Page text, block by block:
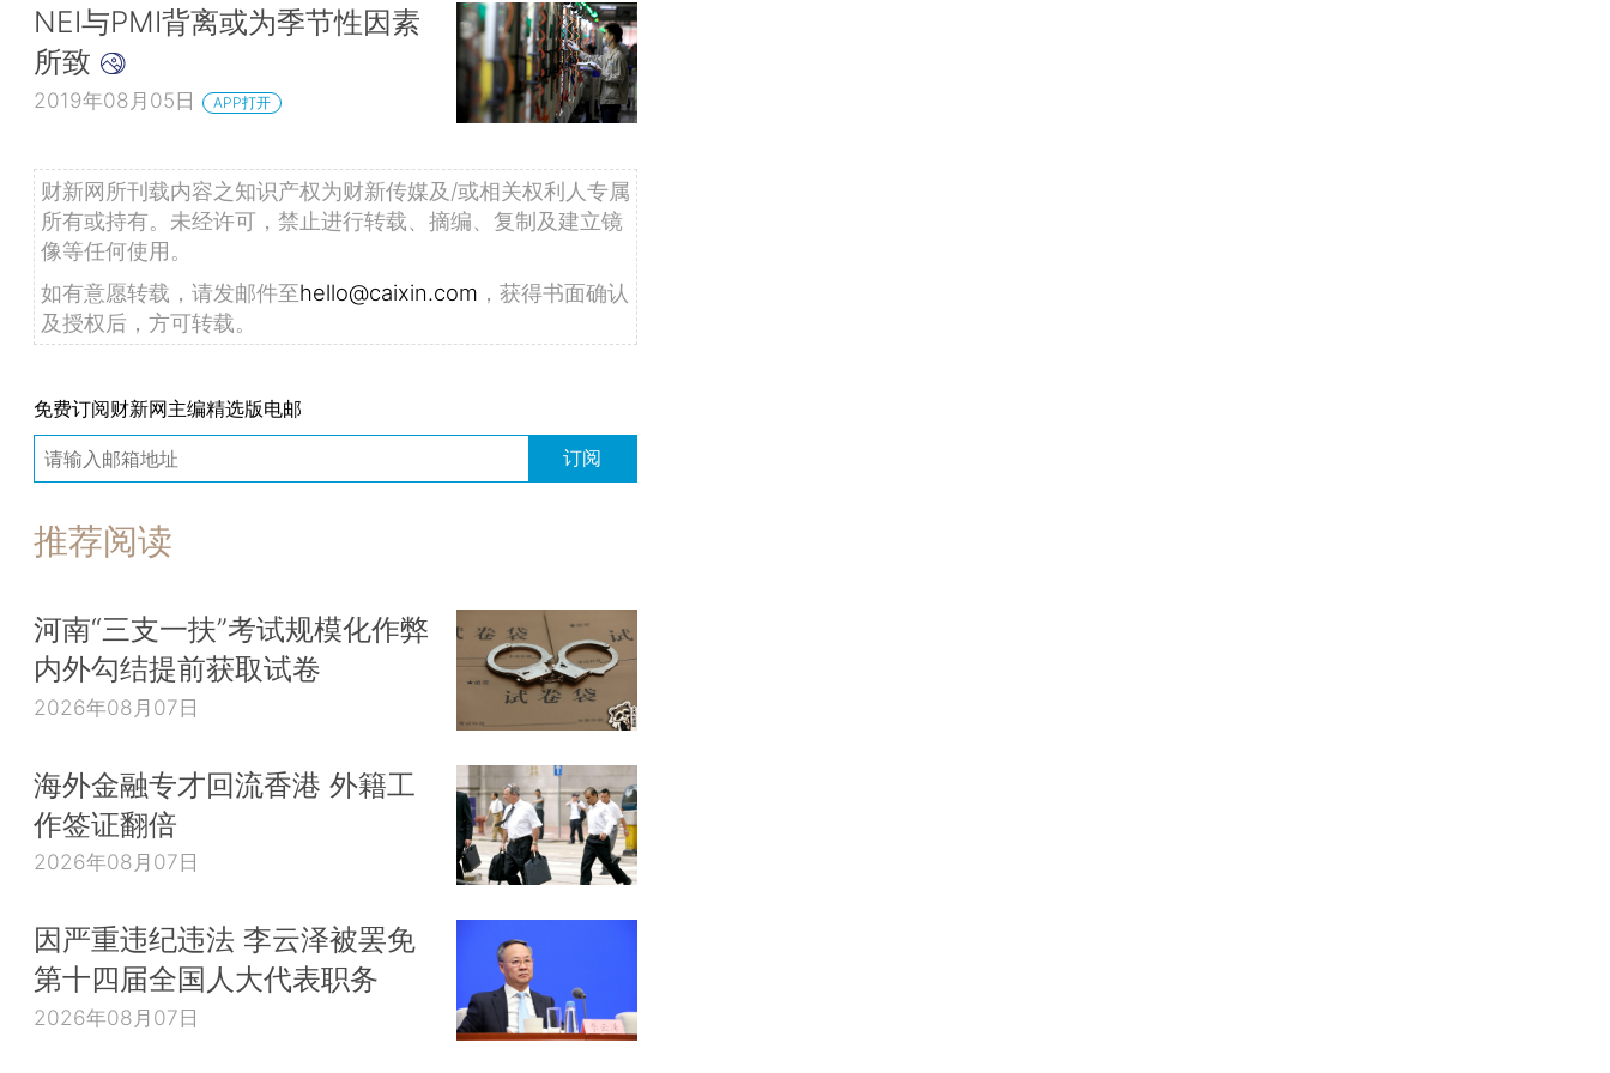
NEI与PMI背离或为季节性因素
所致
2019年08月05日 APP打开
财新网所刊载内容之知识产权为财新传媒及/或相关权利人专属
所有或持有。未经许可，禁止进行转载、摘编、复制及建立镜
像等任何使用。
如有意愿转载，请发邮件至hello@caixin.com ，获得书面确认
及授权后，方可转载。
免费订阅财新网主编精选版电邮
订阅
推荐阅读
河南“三支一扶”考试规模化作弊
内外勾结提前获取试卷
2026年08月07日
海外金融专才回流香港 外籍工
作签证翻倍
2026年08月07日
因严重违纪违法 李云泽被罢免
第十四届全国人大代表职务
2026年08月07日